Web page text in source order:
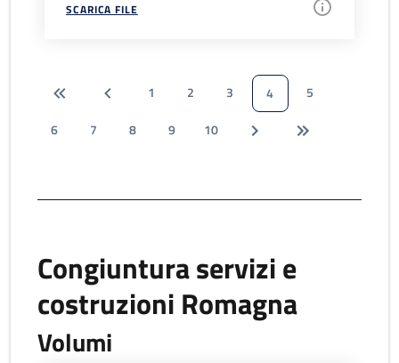
SCARICA FILE
1 2 3 4
5
6
7 8 9 10
Congiuntura servizi e
costruzioni Romagna
Volumi